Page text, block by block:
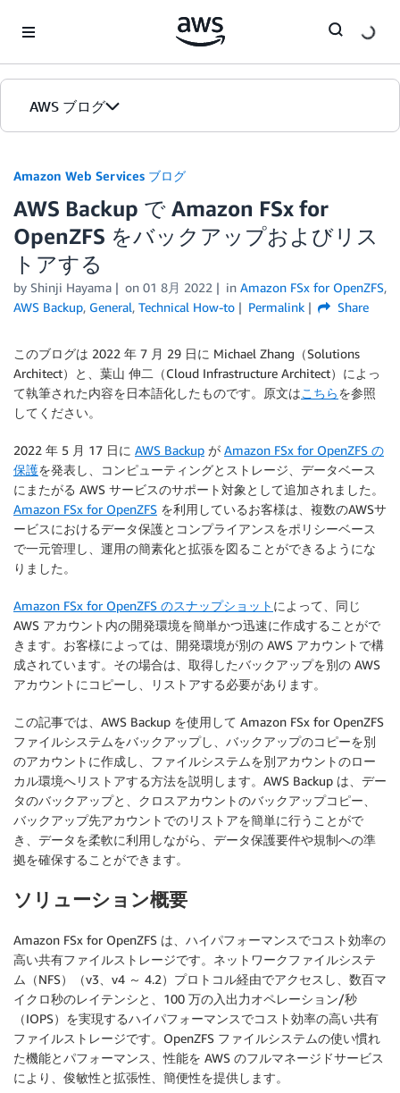
AWS ブログ
カテゴリ
エディション
Amazon Web Services ブログ
AWS Backup で Amazon FSx for
OpenZFS をバックアップおよびリス
トアする
by Shinji Hayama on 01 8月 2022 in Amazon FSx for OpenZFS,
AWS Backup, General, Technical How-to Permalink Share
このブログは 2022 年 7 月 29 日に Michael Zhang（Solutions
Architect）と、葉山 伸二（Cloud Infrastructure Architect）によっ
て執筆された内容を日本語化したものです。原文はこちらを参照
してください。
2022 年 5 月 17 日に AWS Backup が Amazon FSx for OpenZFS の
保護を発表し、コンピューティングとストレージ、データベース
にまたがる AWS サービスのサポート対象として追加されました。
Amazon FSx for OpenZFS を利用しているお客様は、複数のAWSサ
ービスにおけるデータ保護とコンプライアンスをポリシーベース
で一元管理し、運用の簡素化と拡張を図ることができるようにな
りました。
Amazon FSx for OpenZFS のスナップショット によって、同じ
AWS アカウント内の開発環境を簡単かつ迅速に作成することがで
きます。お客様によっては、開発環境が別の AWS アカウントで構
成されています。その場合は、取得したバックアップを別の AWS
アカウントにコピーし、リストアする必要があります。
この記事では、AWS Backup を使用して Amazon FSx for OpenZFS
ファイルシステムをバックアップし、バックアップのコピーを別
のアカウントに作成し、ファイルシステムを別アカウントのロー
カル環境へリストアする方法を説明します。AWS Backup は、デー
タのバックアップと、クロスアカウントのバックアップコピー、
バックアップ先アカウントでのリストアを簡単に行うことがで
き、データを柔軟に利用しながら、データ保護要件や規制への準
拠を確保することができます。
ソリューション概要
Amazon FSx for OpenZFS は、ハイパフォーマンスでコスト効率の
高い共有ファイルストレージです。ネットワークファイルシステ
ム（NFS）（v3、v4 ～ 4.2）プロトコル経由でアクセスし、数百マ
イクロ秒のレイテンシと、100 万の入出力オペレーション/秒
（IOPS）を実現するハイパフォーマンスでコスト効率の高い共有
ファイルストレージです。OpenZFS ファイルシステムの使い慣れ
た機能とパフォーマンス、性能を AWS のフルマネージドサービス
により、俊敏性と拡張性、簡便性を提供します。